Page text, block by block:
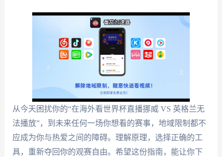
从今天困扰你的“在海外看世界杯直播挪威 VS 英格兰无
法播放”，到未来任何一场你想看的赛事，地域限制都不
应成为你与热爱之间的障碍。理解原理，选择正确的工
具，重新夺回你的观赛自由。希望这份指南，能让你下